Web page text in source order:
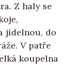
Z haly se
jídelnou, do
V patře
koupelna